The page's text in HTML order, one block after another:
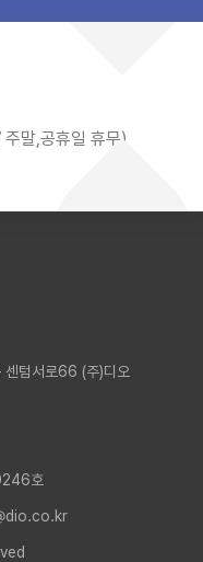
말,공휴일 휴무)
센텀서로66 (주)디오
호